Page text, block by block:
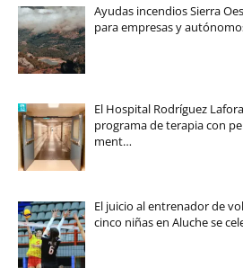
Ayudas incendios Sierra
para empresas y
El Hospital Rodríguez
programa de terapia con
ment…
El juicio al entrenador de
cinco niñas en Aluche se